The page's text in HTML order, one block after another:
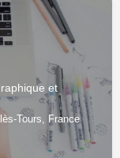
et
Tours, France